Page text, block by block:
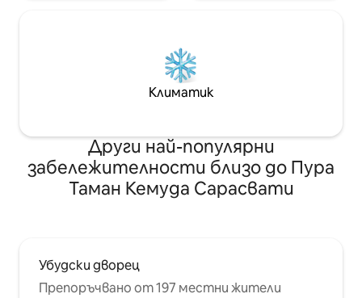
Климатик
Други най-популярни
забележителности близо до Пура
Таман Кемуда Сарасвати
Убудски дворец
Препоръчвано от 197 местни жители